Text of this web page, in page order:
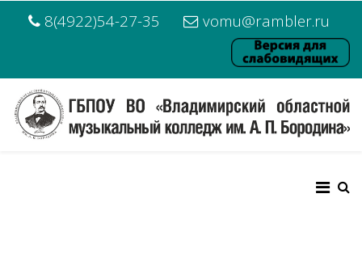
8(4922)54-27-35 vomu@rambler.ru